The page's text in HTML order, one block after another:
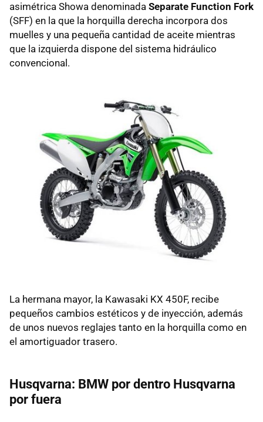
asimétrica Showa denominada Separate Function Fork
(SFF) en la que la horquilla derecha incorpora dos
muelles y una pequeña cantidad de aceite mientras
que la izquierda dispone del sistema hidráulico
convencional.
La hermana mayor, la Kawasaki KX 450F, recibe
pequeños cambios estéticos y de inyección, además
de unos nuevos reglajes tanto en la horquilla como en
el amortiguador trasero.
Husqvarna: BMW por dentro Husqvarna
por fuera